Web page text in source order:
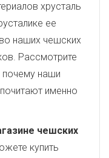
хрусталь
ее
наших чешских
Рассмотрите
почему наши
именно
чешских
купить